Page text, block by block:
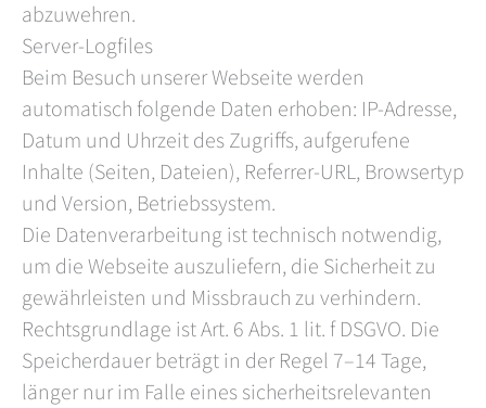
abzuwehren.
Server-Logfiles
Beim Besuch unserer Webseite werden
automatisch folgende Daten erhoben: IP-Adresse,
Datum und Uhrzeit des Zugriffs, aufgerufene
Inhalte (Seiten, Dateien), Referrer-URL, Browsertyp
und Version, Betriebssystem.
Die Datenverarbeitung ist technisch notwendig,
um die Webseite auszuliefern, die Sicherheit zu
gewährleisten und Missbrauch zu verhindern.
Rechtsgrundlage ist Art. 6 Abs. 1 lit. f DSGVO. Die
Speicherdauer beträgt in der Regel 7–14 Tage,
länger nur im Falle eines sicherheitsrelevanten